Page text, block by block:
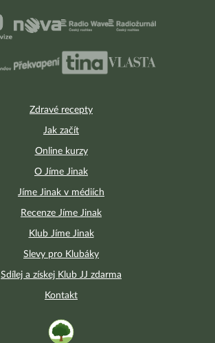
Zdravé recepty
Jak začít
Online kurzy
O Jíme Jinak
Jíme Jinak v médiích
Recenze Jíme Jinak
Klub Jíme Jinak
Slevy pro Klubáky
Sdílej a získej Klub JJ zdarma
Kontakt